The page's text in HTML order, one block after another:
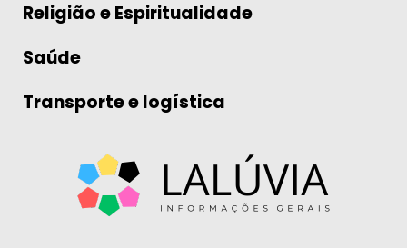
Religião e Espiritualidade
Saúde
Transporte e logística